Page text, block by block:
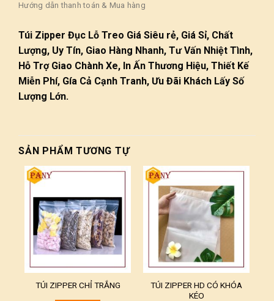
Hướng dẫn thanh toán & Mua hàng
Túi Zipper Đục Lỗ Treo Giá Siêu rẻ, Giá Sỉ, Chất
Lượng, Uy Tín, Giao Hàng Nhanh, Tư Vấn Nhiệt Tình,
Hỗ Trợ Giao Chành Xe, In Ấn Thương Hiệu, Thiết Kế
Miễn Phí, Gía Cả Cạnh Tranh, Ưu Đãi Khách Lấy Số
Lượng Lớn.
SẢN PHẨM TƯƠNG TỰ
TÚI ZIPPER CHỈ TRẮNG
TÚI ZIPPER HD CÓ KHÓA
KÉO